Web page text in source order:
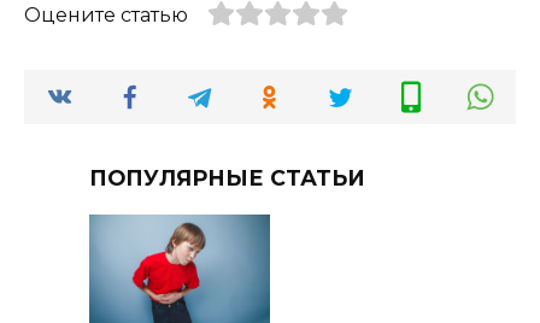
Оцените статью
ПОПУЛЯРНЫЕ СТАТЬИ